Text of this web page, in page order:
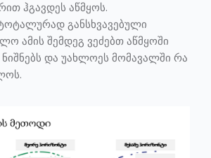
ჰგავდეს აწმყოს.
განსხვავებული
ამის შემდეგ ვეძებთ აწმყოში
და უახლოეს მომავალში რა